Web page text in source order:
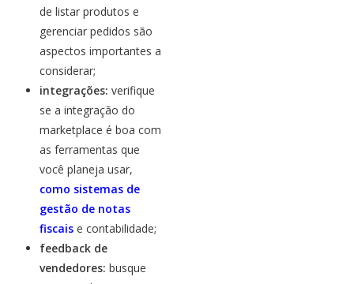
de listar produtos e
gerenciar pedidos são
aspectos importantes a
considerar;
integrações: verifique
se a integração do
marketplace é boa com
as ferramentas que
você planeja usar,
como sistemas de
gestão de notas
fiscais e contabilidade;
feedback de
vendedores: busque